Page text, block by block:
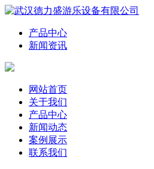
产品中心
新闻资讯
网站首页
关于我们
产品中心
新闻动态
案例展示
联系我们